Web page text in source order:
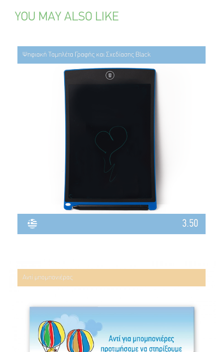
YOU MAY ALSO LIKE
Ψηφιακή Ταμπλέτα Γραφής και Σχεδίασης Black
3.50
Αντί μπομπονιέρας